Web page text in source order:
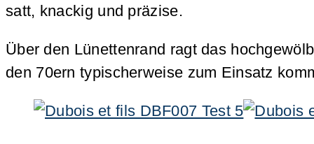
satt, knackig und präzise.
Über den Lünettenrand ragt das
den 70ern typischerweise zum Einsatz